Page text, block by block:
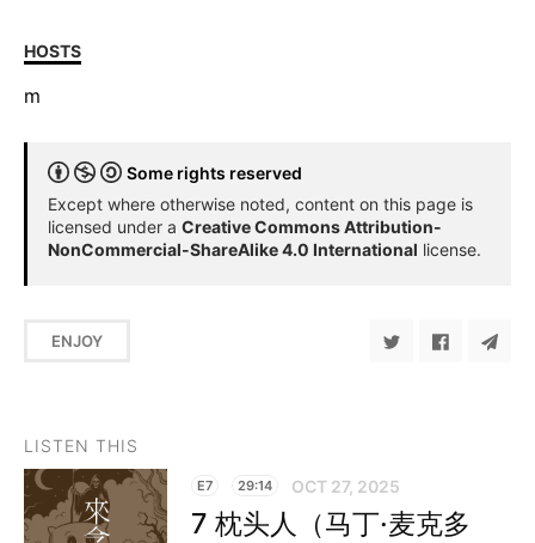
HOSTS
m
Some rights reserved
Except where otherwise noted, content on this page is
licensed under a Creative Commons Attribution-
NonCommercial-ShareAlike 4.0 International license.
ENJOY
LISTEN THIS
E7 29:14 OCT 27, 2025
7 枕头人（马丁·麦克多